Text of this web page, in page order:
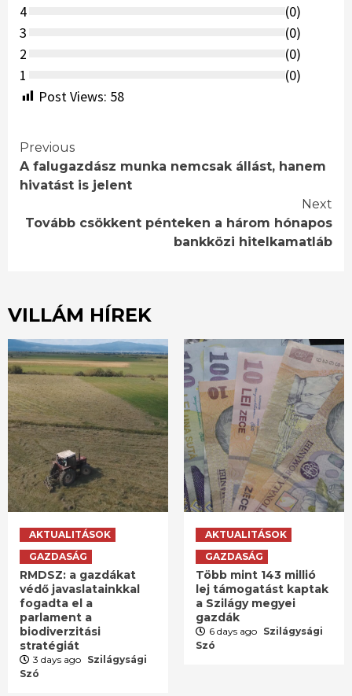
4
(0)
3
(0)
2
(0)
1
(0)
Post Views: 58
Continue
Reading
Previous
A falugazdász munka nemcsak állást, hanem
hivatást is jelent
Next
Tovább csökkent pénteken a három hónapos
bankközi hitelkamatláb
VILLÁM HÍREK
AKTUALITÁSOK
GAZDASÁG
RMDSZ: a gazdákat
védő javaslatainkkal
fogadta el a
parlament a
biodiverzitási
stratégiát
3 days ago Szilágysági
Szó
AKTUALITÁSOK
GAZDASÁG
Több mint 143 millió
lej támogatást kaptak
a Szilágy megyei
gazdák
6 days ago Szilágysági
Szó